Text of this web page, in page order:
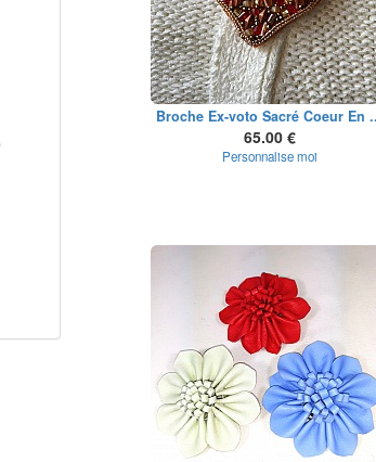
Broche Ex-voto Sacré Coeur En
65.00 €
Personnalise moi